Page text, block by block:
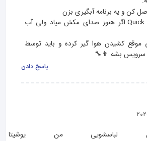
مثل برنامه Rinse یا Quick.اگر هنوز صدای مکش میاد ولی آب
موقع کشیدن هوا گیر کرده و باید توسط
سرویس بشه 👨‍🔧
پاسخ دادن
لباسشویی من